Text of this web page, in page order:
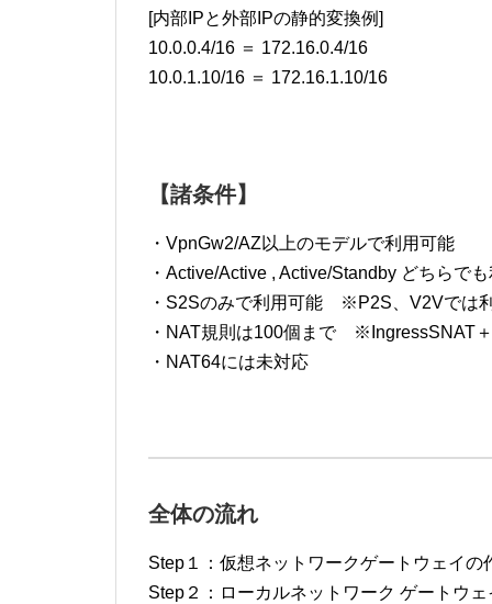
[内部IPと外部IPの静的変換例]
10.0.0.4/16 ＝ 172.16.0.4/16
10.0.1.10/16 ＝ 172.16.1.10/16
【諸条件】
・VpnGw2/AZ以上のモデルで利用可能
・Active/Active , Active/Standby どちらで
・S2Sのみで利用可能 ※P2S、V2Vでは
・NAT規則は100個まで ※IngressSNAT
・NAT64には未対応
全体の流れ
Step１：仮想ネットワークゲートウェイの
Step２：ローカルネットワーク ゲートウ